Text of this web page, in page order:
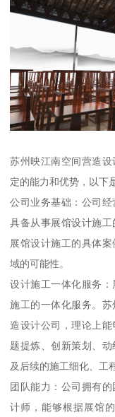
苏州映江南空间营造
定的能力和优势，以下
公司业务基础：公司经
具备从事展馆设计施
展馆设计施工的具体
域的可能性。
设计施工一体化服务
施工的一体化服务。
造设计公司，理论上
题提炼、创新策划、
及后续的施工细化、工
团队能力：公司拥有
计师，能够根据展馆